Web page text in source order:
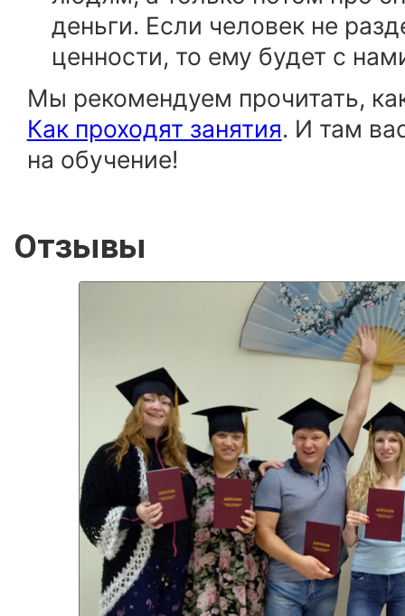
деньги. Если человек не
ценности, то ему будет с
Мы рекомендуем прочитать,
Как проходят занятия. И там
на обучение!
Отзывы